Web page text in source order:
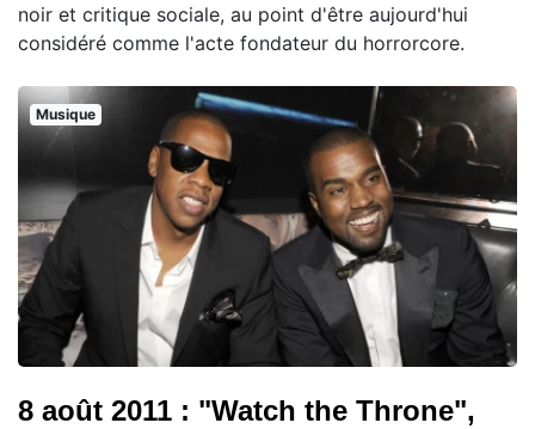
noir et critique sociale, au point d'être aujourd'hui
considéré comme l'acte fondateur du horrorcore.
Musique
8 août 2011 : "Watch the Throne",